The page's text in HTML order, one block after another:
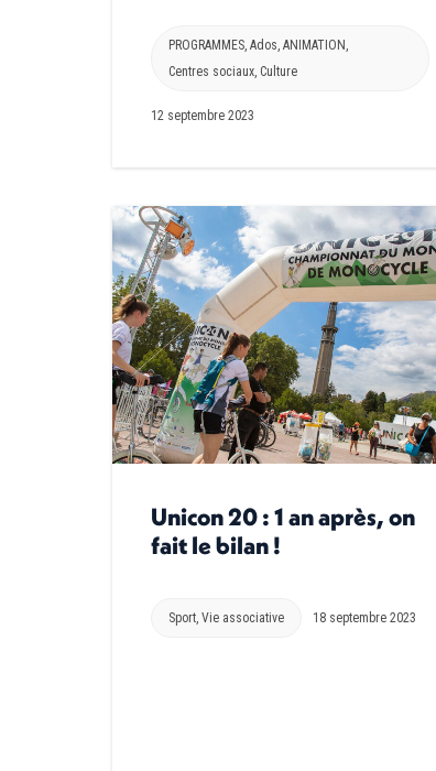
PROGRAMMES, Ados, ANIMATION ,
Centres sociaux, Culture
12 septembre 2023
Unicon 20 : 1 an après, on
fait le bilan !
Sport Vie associative 18 septembre 2023